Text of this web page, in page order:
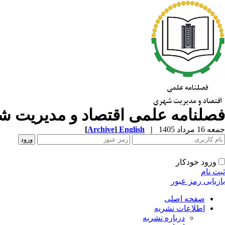
فصلنامه علمی اقتصاد و مدیریت
جمعه 16 مرداد 1405 |
English
[Archive]
ورود خودکار
ثبت نام
بازیابی رمز عبور
صفحه اصلی
اطلاعات نشریه
درباره نشریه